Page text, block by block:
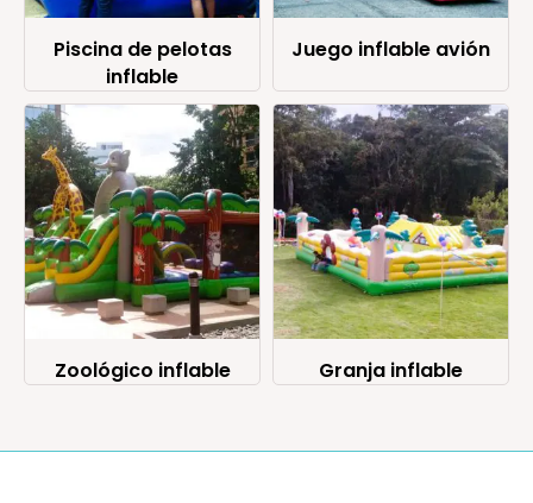
Piscina de pelotas
inflable
Juego inflable avión
Zoológico inflable Granja inflable